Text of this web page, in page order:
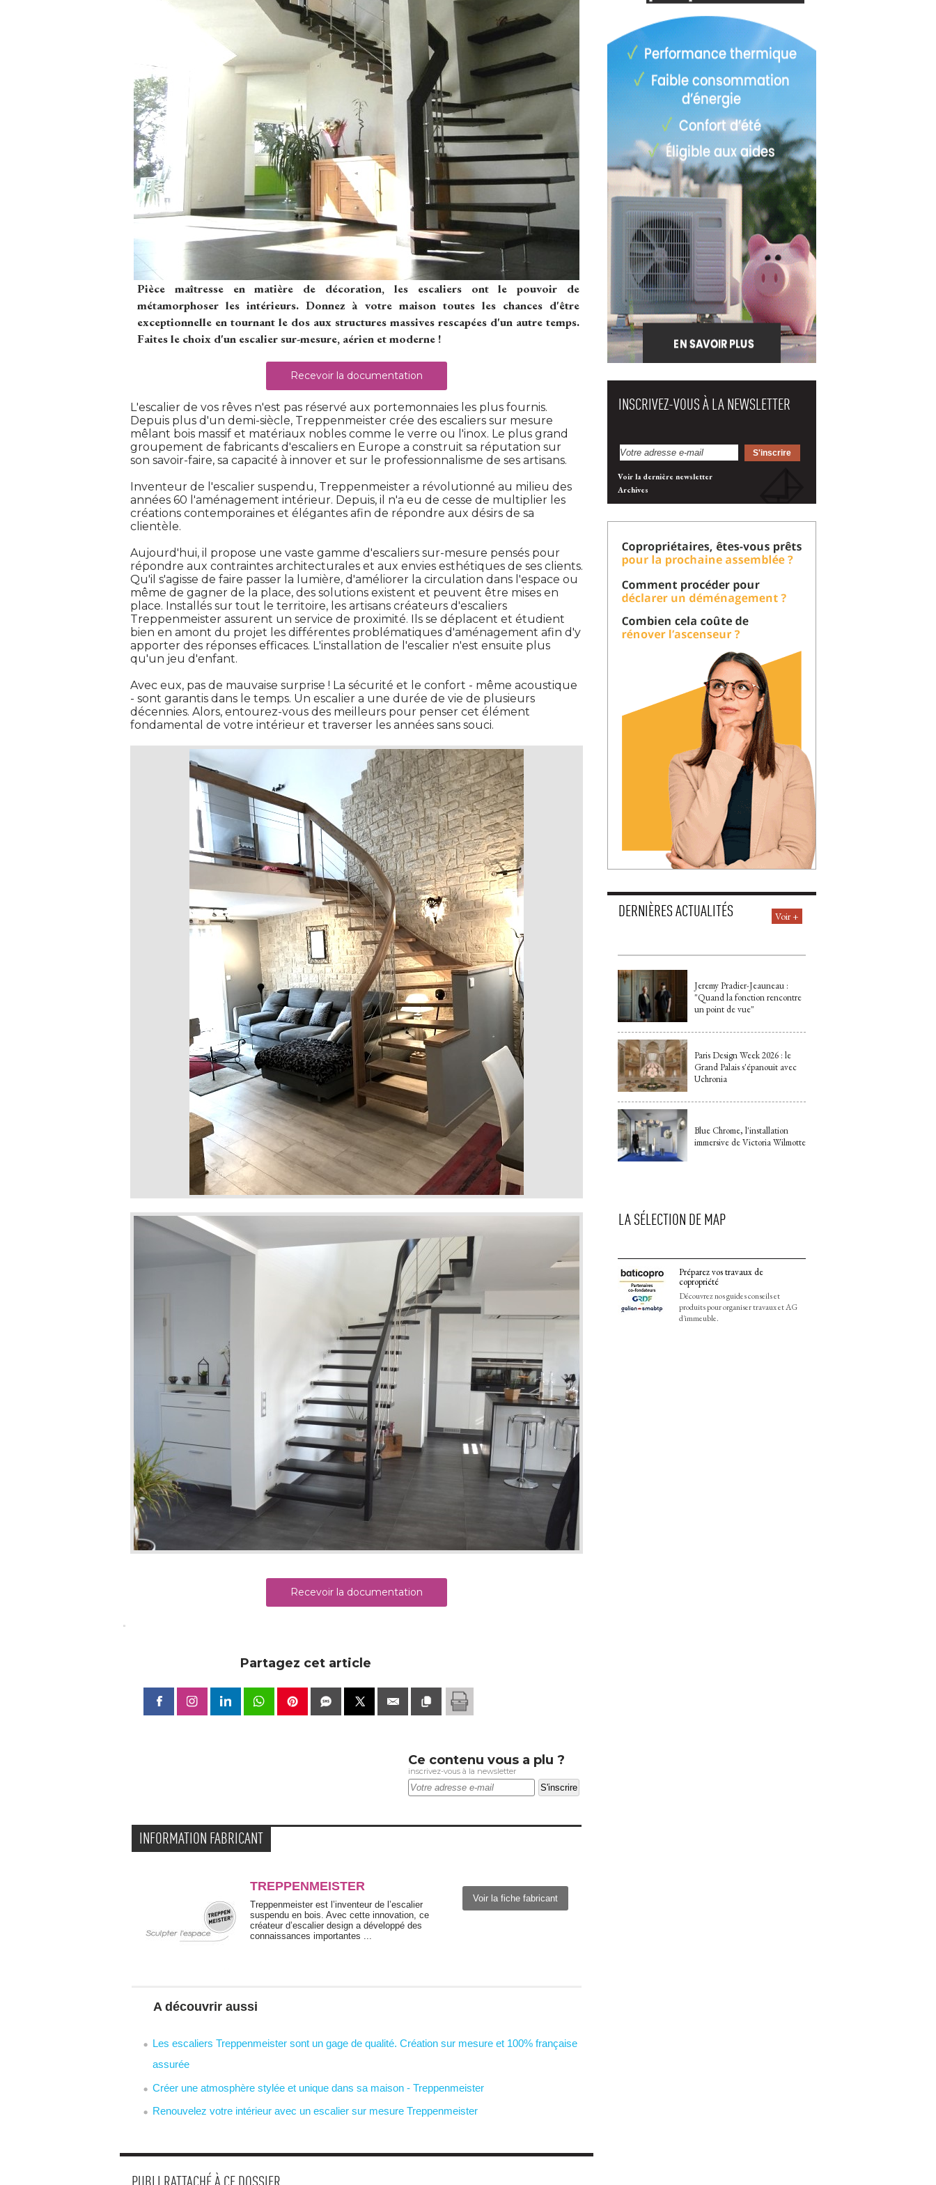
Pièce maîtresse en matière de décoration, les escaliers ont le pouvoir de
métamorphoser les intérieurs. Donnez à votre maison toutes les chances d'être
exceptionnelle en tournant le dos aux structures massives rescapées d'un autre temps.
Faites le choix d'un escalier sur-mesure, aérien et moderne !
Recevoir la documentation
L'escalier de vos rêves n'est pas réservé aux portemonnaies les plus fournis.
Depuis plus d'un demi-siècle, Treppenmeister crée des escaliers sur mesure
mêlant bois massif et matériaux nobles comme le verre ou l'inox. Le plus grand
groupement de fabricants d'escaliers en Europe a construit sa réputation sur
son savoir-faire, sa capacité à innover et sur le professionnalisme de ses artisans.
Inventeur de l'escalier suspendu, Treppenmeister a révolutionné au milieu des
années 60 l'aménagement intérieur. Depuis, il n'a eu de cesse de multiplier les
créations contemporaines et élégantes afin de répondre aux désirs de sa
clientèle.
Aujourd'hui, il propose une vaste gamme d'escaliers sur-mesure pensés pour
répondre aux contraintes architecturales et aux envies esthétiques de ses clients.
Qu'il s'agisse de faire passer la lumière, d'améliorer la circulation dans l'espace ou
même de gagner de la place, des solutions existent et peuvent être mises en
place. Installés sur tout le territoire, les artisans créateurs d'escaliers
Treppenmeister assurent un service de proximité. Ils se déplacent et étudient
bien en amont du projet les différentes problématiques d'aménagement afin d'y
apporter des réponses efficaces. L'installation de l'escalier n'est ensuite plus
qu'un jeu d'enfant.
Avec eux, pas de mauvaise surprise ! La sécurité et le confort - même acoustique
- sont garantis dans le temps. Un escalier a une durée de vie de plusieurs
décennies. Alors, entourez-vous des meilleurs pour penser cet élément
fondamental de votre intérieur et traverser les années sans souci.
Recevoir la documentation
Partagez cet article
Ce contenu vous a plu ?
inscrivez-vous à la newsletter
INFORMATION FABRICANT
TREPPENMEISTER
Treppenmeister est l’inventeur de l’escalier
suspendu en bois. Avec cette innovation, ce
créateur d’escalier design a développé des
connaissances importantes ...
Voir la fiche fabricant
A découvrir aussi
Les escaliers Treppenmeister sont un gage de qualité. Création sur mesure et 100% française
assurée
Créer une atmosphère stylée et unique dans sa maison - Treppenmeister
Renouvelez votre intérieur avec un escalier sur mesure Treppenmeister
INSCRIVEZ-VOUS À LA NEWSLETTER
Voir la dernière newsletter
Archives
DERNIÈRES ACTUALITÉS Voir +
Jeremy Pradier-Jeauneau :
"Quand la fonction rencontre
un point de vue"
Paris Design Week 2026 : le
Grand Palais s'épanouit avec
Uchronia
Blue Chrome, l'installation
immersive de Victoria Wilmotte
LA SÉLECTION DE MAP
Préparez vos travaux de
copropriété
Découvrez nos guides conseils et
produits pour organiser travaux et AG
d'immeuble.